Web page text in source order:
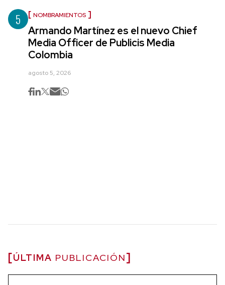
5 NOMBRAMIENTOS
Armando Martínez es el nuevo Chief
Media Officer de Publicis Media
Colombia
agosto 5, 2026
ÚLTIMA PUBLICACIÓN